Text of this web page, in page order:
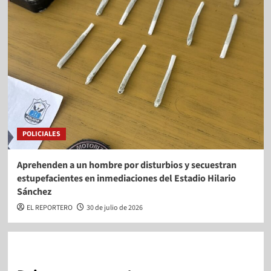
POLICIALES
Aprehenden a un hombre por disturbios y secuestran
estupefacientes en inmediaciones del Estadio Hilario
Sánchez
EL REPORTERO 30 de julio de 2026